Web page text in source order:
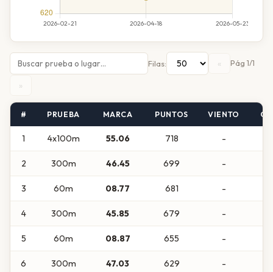
Filas: « Pág 1/1
»
# PRUEBA MARCA PUNTOS VIENTO
1 4x100m 55.06 718 -
2 300m 46.45 699 -
3 60m 08.77 681 -
4 300m 45.85 679 -
5 60m 08.87 655 -
6 300m 47.03 629 -